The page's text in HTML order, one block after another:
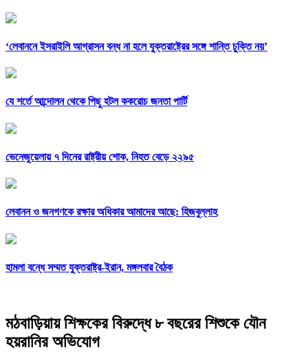
‘লেবাননে ইসরাইলি আগ্রাসন বন্ধ না হলে যুক্তরাষ্ট্রের সঙ্গে শান্তি চুক্তি নয়’
যে শর্তে আন্দোলন থেকে পিছু হটল ককরোচ জনতা পার্টি
ভেনেজুয়েলায় ৭ দিনের রাষ্ট্রীয় শোক, নিহত বেড়ে ২২৯৫
লেবানন ও জনগণকে রক্ষার অধিকার আমাদের আছে: হিজবুল্লাহ
হামলা বন্ধে সম্মত যুক্তরাষ্ট্র-ইরান, মঙ্গলবার বৈঠক
মঠবাড়িয়ায় শিক্ষকের বিরুদ্ধে ৮ বছরের শিশুকে যৌন
হয়রানির অভিযোগ